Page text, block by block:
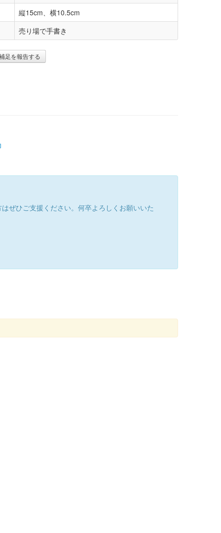
縦15cm、横10.5cm
売り場で手書き
足を報告する
ぜひご支援ください。何卒よろしくお願いいた